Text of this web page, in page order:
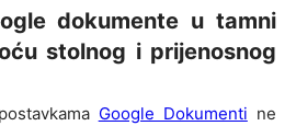
dokumente u tamni
stolnog i prijenosnog
Google Dokumenti ne